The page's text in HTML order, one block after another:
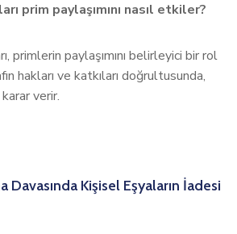
prim paylaşımını nasıl etkiler?
primlerin paylaşımını belirleyici bir rol
hakları ve katkıları doğrultusunda,
verir.
Davasında Kişisel Eşyaların İadesi